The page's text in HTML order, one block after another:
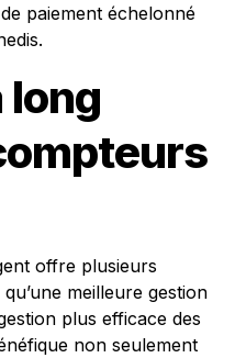
paiement échelonné
long
offre plusieurs
meilleure gestion
plus efficace des
non seulement